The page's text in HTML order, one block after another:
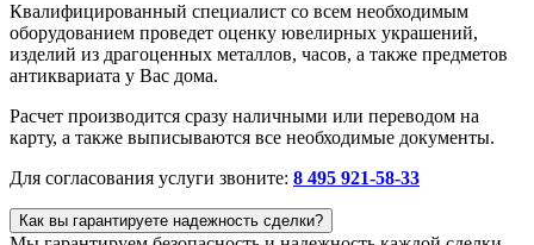
Квалифицированный специалист со всем необходимым
оборудованием проведет оценку ювелирных украшений,
изделий из драгоценных металлов, часов, а также предметов
антиквариата у Вас дома.
Расчет производится сразу наличными или переводом на
карту, а также выписываются все необходимые документы.
Для согласования услуги звоните: 8 495 921-58-33
Как вы гарантируете надежность сделки?